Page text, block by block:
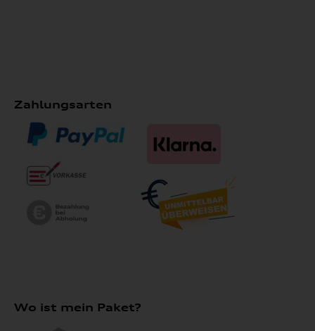
Zahlungsarten
Wo ist mein Paket?